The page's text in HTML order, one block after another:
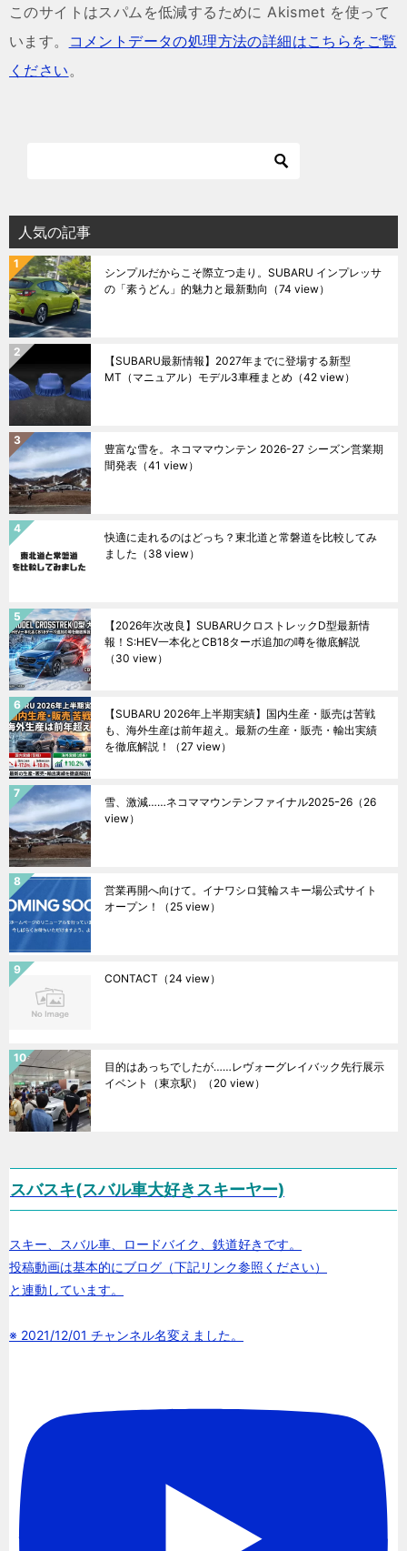
このサイトはスパムを低減するために Akismet を使って
います。
コメントデータの処理方法の詳細はこちらをご覧
ください。
人気の記事
シンプルだからこそ際立つ走り。SUBARU インプレッサ
の「素うどん」的魅力と最新動向 （74 view）
【SUBARU最新情報】2027年までに登場する新型
MT（マニュアル）モデル3車種まとめ （42 view）
豊富な雪を。ネコママウンテン 2026-27 シーズン営業期
間発表 （41 view）
快適に走れるのはどっち？東北道と常磐道を比較してみ
ました （38 view）
【2026年次改良】SUBARUクロストレックD型最新情
報！S:HEV一本化とCB18ターボ追加の噂を徹底解説
（30 view）
【SUBARU 2026年上半期実績】国内生産・販売は苦戦
も、海外生産は前年超え。最新の生産・販売・輸出実績
を徹底解説！
（27 view）
雪、激減……ネコママウンテンファイナル2025ｰ26 （26
view）
営業再開へ向けて。イナワシロ箕輪スキー場公式サイト
オープン！
（25 view）
CONTACT （24 view）
目的はあっちでしたが……レヴォーグレイバック先行展示
イベント（東京駅）
（20 view）
スバスキ(スバル車大好きスキーヤー)
スキー、スバル車、ロードバイク、鉄道好きです。
投稿動画は基本的にブログ（下記リンク参照ください）
と連動しています。
※ 2021/12/01 チャンネル名変えました。